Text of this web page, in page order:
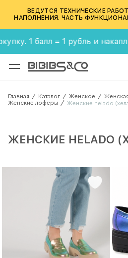
ВЕДУТСЯ ТЕХНИЧЕСКИЕ
НАПОЛНЕНИЯ. ЧАСТЬ
1 балл = 1 рубль и
Главная / Каталог / Женское /
Женские лоферы / Женские helado
ЖЕНСКИЕ HELADO